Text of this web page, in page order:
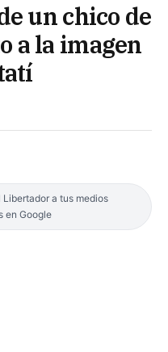
un chico de
a la imagen
Libertador a tus medios
en Google